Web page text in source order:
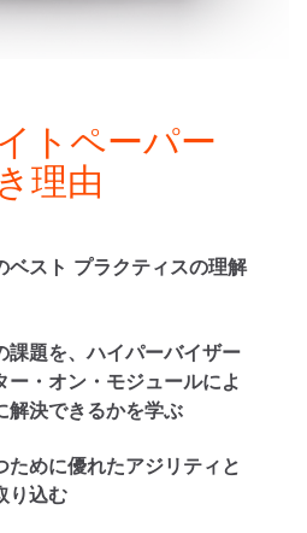
トペーパー
理由
ベスト プラクティスの理解
課題を、ハイパーバイザー
ー・オン・モジュールによ
解決できるかを学ぶ
ために優れたアジリティと
り込む